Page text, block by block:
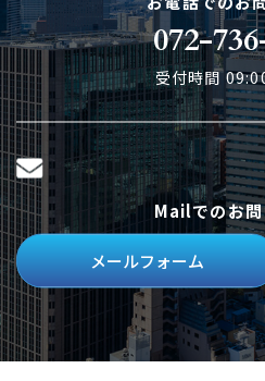
072-
受付時間
Mailでのお
メールフォーム